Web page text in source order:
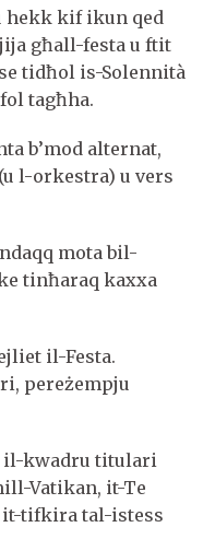
hekk kif ikun qed
għall-festa u ftit
tidħol is-Solennità
tagħha.
b’mod alternat,
l-orkestra) u vers
mota bil-
tinħaraq kaxxa
il-Festa.
pereżempju
il-kwadru titulari
Vatikan, it-Te
tifkira tal-istess